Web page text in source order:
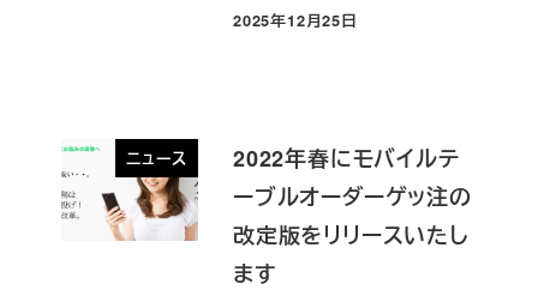
投稿日
2025年12月25日
ニュース
2022年春にモバイルテ
ーブルオーダーゲッ注の
改定版をリリースいたし
ます